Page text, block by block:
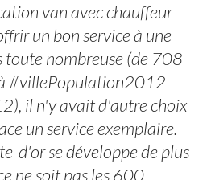
van avec chauffeur
un bon service à une
toute nombreuse (de 708
#villePopulation2012
il n'y avait d'autre choix
un service exemplaire.
d'or se développe de plus
ne soit pas les 600